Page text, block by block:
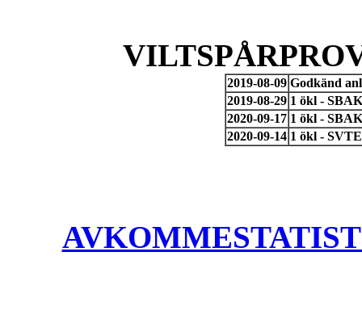
2019-08-09 Godkänd
2019-08-29 1 ökl -
2020-09-17 1 ökl -
2020-09-14 1 ökl -